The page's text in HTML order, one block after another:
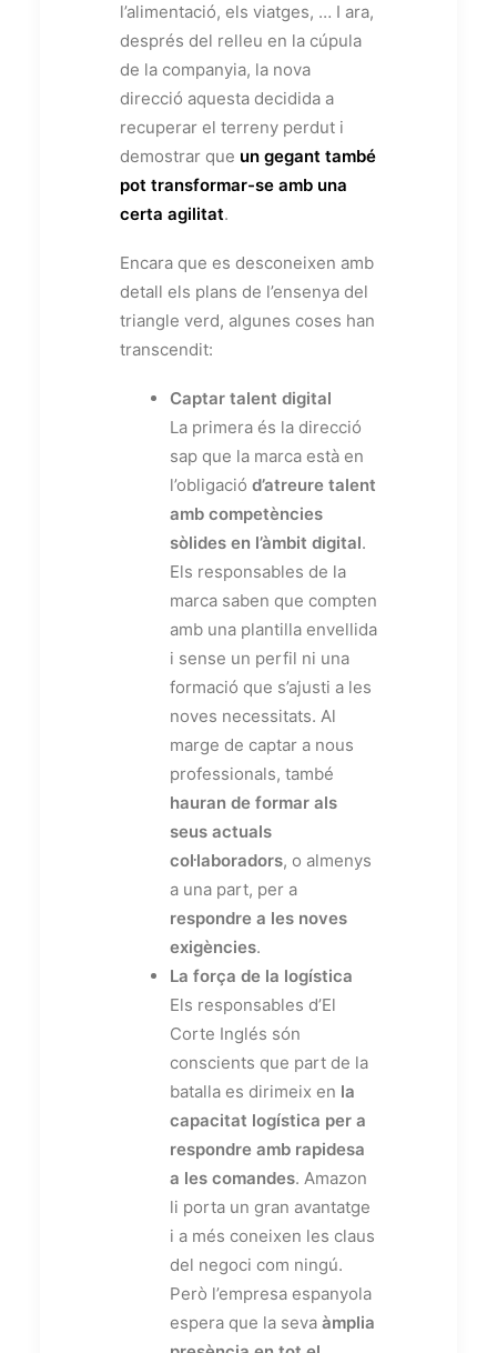
l’alimentació, els viatges, … I ara,
després del relleu en la cúpula
de la companyia, la nova
direcció aquesta decidida a
recuperar el terreny perdut i
demostrar que un gegant també
pot transformar-se amb una
certa agilitat.
Encara que es desconeixen amb
detall els plans de l’ensenya del
triangle verd, algunes coses han
transcendit:
Captar talent digital
La primera és la direcció
sap que la marca està en
l’obligació d’atreure talent
amb competències
sòlides en l’àmbit digital.
Els responsables de la
marca saben que compten
amb una plantilla envellida
i sense un perfil ni una
formació que s’ajusti a les
noves necessitats. Al
marge de captar a nous
professionals, també
hauran de formar als
seus actuals
col·laboradors, o almenys
a una part, per a
respondre a les noves
exigències.
La força de la logística
Els responsables d’El
Corte Inglés són
conscients que part de la
batalla es dirimeix en la
capacitat logística per a
respondre amb rapidesa
a les comandes. Amazon
li porta un gran avantatge
i a més coneixen les claus
del negoci com ningú.
Però l’empresa espanyola
espera que la seva àmplia